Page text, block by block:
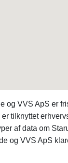
og VVS ApS er
tilknyttet
af data om
og VVS ApS